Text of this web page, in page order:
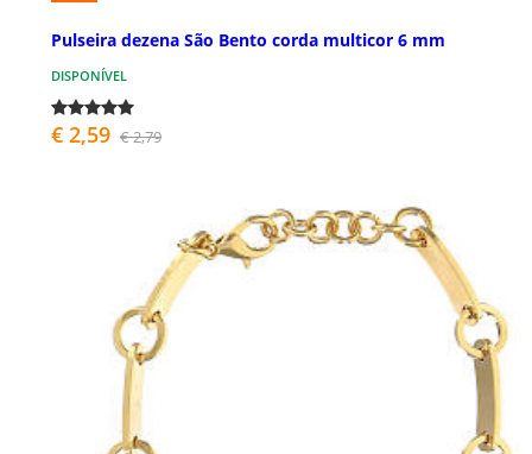
Pulseira dezena São Bento corda multicor 6 mm
DISPONÍVEL
€ 2,59 € 2,79